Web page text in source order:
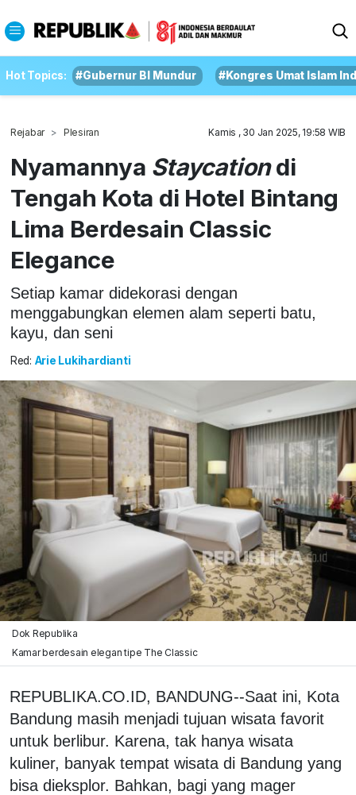
Hot Topics: #Gubernur BI Mundur #Kongres Umat Islam
Rejabar Plesiran Kamis , 30 Jan 2025, 19:58 WIB
Nyamannya Staycationdi
Tengah Kota di Hotel Bintang
Lima Berdesain Classic
Elegance
Setiap kamar didekorasi dengan
menggabungkan elemen alam seperti batu,
kayu, dan seni
Red: Arie Lukihardianti
Dok Republika
Kamar berdesain elegan tipe The Classic
REPUBLIKA.CO.ID, BANDUNG--Saat ini, Kota
Bandung masih menjadi tujuan wisata favorit
untuk berlibur. Karena, tak hanya wisata
kuliner, banyak tempat wisata di Bandung yang
bisa dieksplor. Bahkan, bagi yang mager